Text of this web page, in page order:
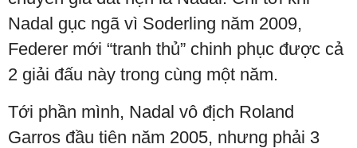
Nadal gục ngã vì Soderling năm 2009,
Federer mới “tranh thủ” chinh phục được cả
2 giải đấu này trong cùng một năm.
Tới phần mình, Nadal vô địch Roland
Garros đầu tiên năm 2005, nhưng phải 3